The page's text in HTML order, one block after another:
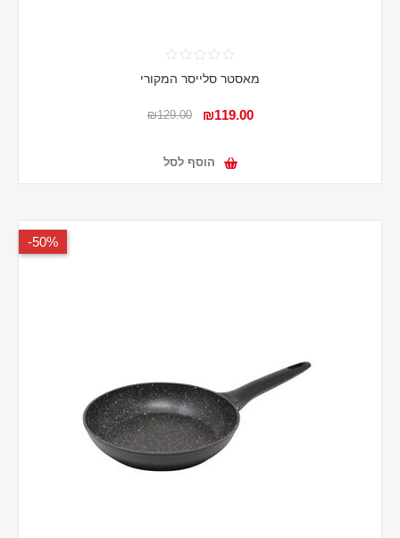
מאסטר סלייסר המקורי
₪119.00
₪129.00
הוסף לסל
50%-